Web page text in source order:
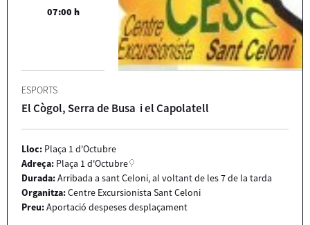
07:00 h
ESPORTS
El Cògol, Serra de Busa i el Capolatell
Lloc: Plaça 1 d'Octubre
Adreça: Plaça 1 d'Octubre
Durada:Arribada a sant Celoni, al voltant de les 7 de la tarda
Organitza:Centre Excursionista Sant Celoni
Preu:Aportació despeses desplaçament